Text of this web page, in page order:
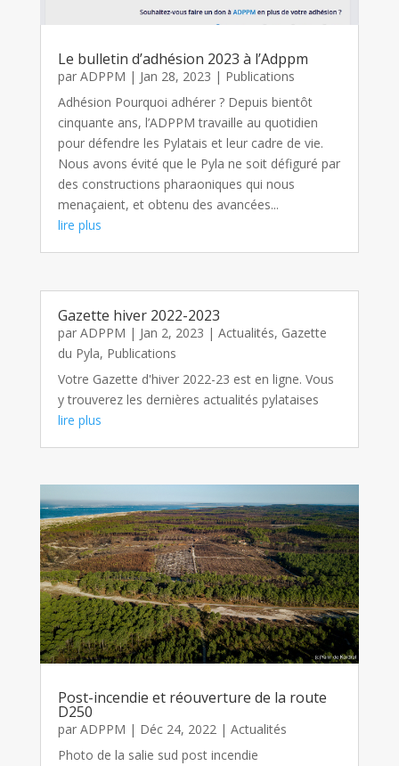
Le bulletin d’adhésion 2023 à l’Adppm
par ADPPM | Jan 28, 2023 | Publications
Adhésion Pourquoi adhérer ? Depuis bientôt
cinquante ans, l’ADPPM travaille au quotidien
pour défendre les Pylatais et leur cadre de vie.
Nous avons évité que le Pyla ne soit défiguré par
des constructions pharaoniques qui nous
menaçaient, et obtenu des avancées...
lire plus
Gazette hiver 2022-2023
par ADPPM | Jan 2, 2023 | Actualités, Gazette
du Pyla, Publications
Votre Gazette d'hiver 2022-23 est en ligne. Vous
y trouverez les dernières actualités pylataises
lire plus
Post-incendie et réouverture de la route
D250
par ADPPM | Déc 24, 2022| Actualités
Photo de la salie sud post incendie